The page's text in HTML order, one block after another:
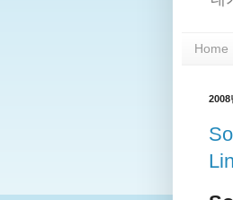
Home
2008